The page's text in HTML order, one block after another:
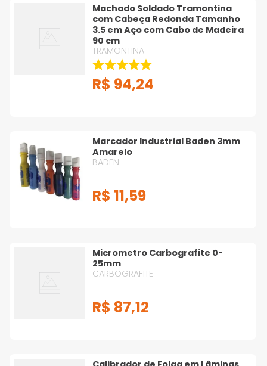
Machado Soldado Tramontina
com Cabeça Redonda Tamanho
3.5 em Aço com Cabo de Madeira
90 cm
TRAMONTINA
R$ 94,24
Marcador Industrial Baden 3mm
Amarelo
BADEN
R$ 11,59
Micrometro Carbografite 0-
25mm
CARBOGRAFITE
R$ 87,12